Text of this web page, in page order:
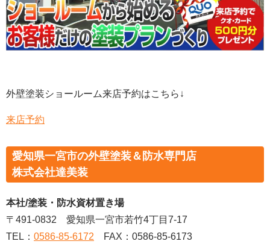
外壁塗装ショールーム来店予約はこちら↓
来店予約
愛知県一宮市の外壁塗装＆防水専門店
株式会社達美装
本社/塗装・防水資材置き場
〒491-0832 愛知県一宮市若竹4丁目7-17
TEL： 0586-85-6172 FAX：0586-85-6173